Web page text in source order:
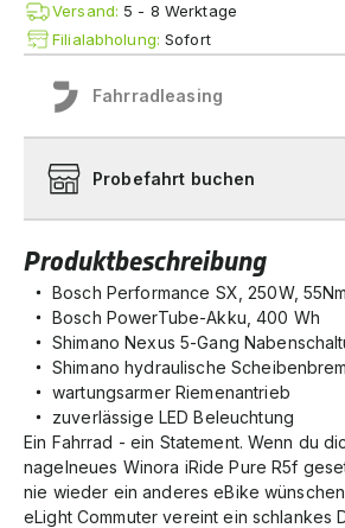
Produktbeschreibung
Bosch Performance SX, 250W,
Bosch PowerTube-Akku, 400 Wh
Shimano Nexus 5-Gang
Shimano hydraulische
wartungsarmer Riemenantrieb
zuverlässige LED Beleuchtung
Ein Fahrrad - ein Statement. Wenn du
nagelneues Winora iRide Pure R5f
nie wieder ein anderes eBike
eLight Commuter vereint ein schlankes
Versand: 5 - 8 Werktage
Filialabholung:Sofort
Fahrradleasing
Probefahrt buchen